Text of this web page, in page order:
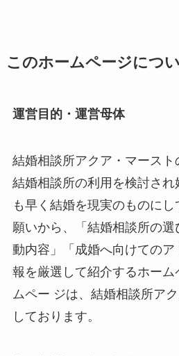
このホームページにつ
運営目的・運営母体
結婚相談所アクア・マースト
結婚相談所の利用を検討さ
も早く結婚を現実のものに
願いから、「結婚相談所の
動内容」「成婚へ向けての
報を厳選して紹介するホー
ムペー ジは、結婚相談所ア
しております。